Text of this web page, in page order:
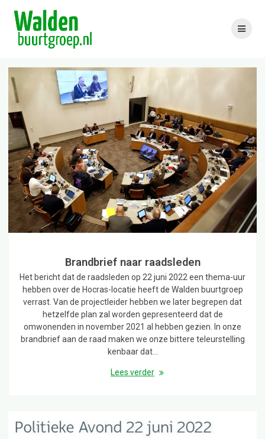
Brandbrief naar raadsleden
Het bericht dat de raadsleden op 22 juni 2022 een thema-uur
hebben over de Hocras-locatie heeft de Walden buurtgroep
verrast. Van de projectleider hebben we later begrepen dat
hetzelfde plan zal worden gepresenteerd dat de
omwonenden in november 2021 al hebben gezien. In onze
brandbrief aan de raad maken we onze bittere teleurstelling
kenbaar dat…
Lees verder